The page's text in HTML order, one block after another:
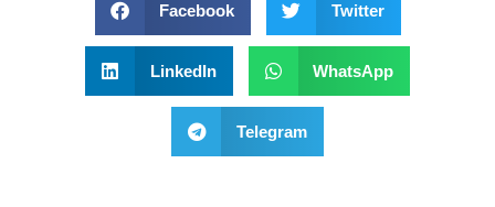
Facebook Twitter
LinkedIn WhatsApp
Telegram